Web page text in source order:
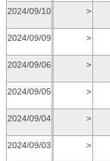
2024/09/10 >
2024/09/09 >
2024/09/06 >
2024/09/05 >
2024/09/04 >
2024/09/03 >